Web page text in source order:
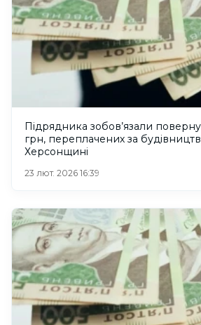
Підрядника зобов’язали
грн, переплачених за
Херсонщині
23 лют. 2026 16:39